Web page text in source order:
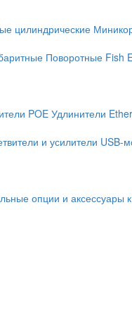
цилиндрические
Поворотные Fish
POE Удлинители
и усилители USB-
опции и аксессуары